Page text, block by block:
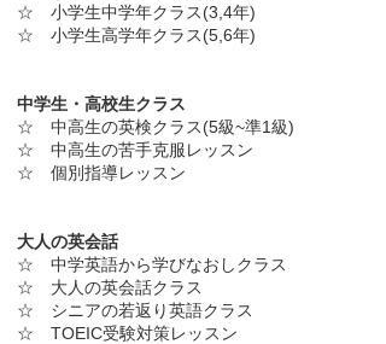
☆ 小学生中学年クラス(3,4年)
☆ 小学生高学年クラス(5,6年)
中学生・高校生クラス
☆ 中高生の英検クラス(5級~準1級)
☆ 中高生の苦手克服レッスン
☆ 個別指導レッスン
大人の英会話
☆ 中学英語から学びなおしクラス
☆ 大人の英会話クラス
☆ シニアの若返り英語クラス
☆ TOEIC受験対策レッスン